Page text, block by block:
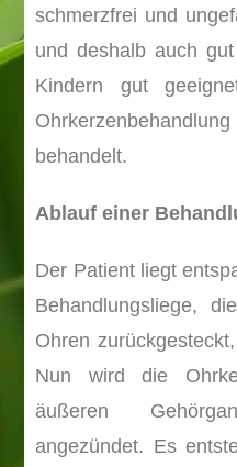
schmerzfrei und
und deshalb auch
Kindern gut
behandelt.
Ablauf einer
Der Patient liegt
Behandlungsliege,
Ohren
Nun wird die
äußeren
angezündet. Es